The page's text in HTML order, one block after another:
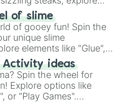
BBQ, and more. Let
cravings as you land on
or a classic burger.
of slime
of gooey fun! Spin the
unique slime
elements like "Glue",
Eyes", and more.
"Black Glitter" to vibrant
spin unveils a new
ideas
Spin the wheel for
Explore options like
or "Play Games".